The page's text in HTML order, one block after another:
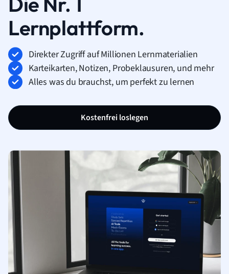
Lernplattform.
Direkter Zugriff auf Millionen Lernmaterialien
Karteikarten, Notizen, Probeklausuren, und mehr
Alles was du brauchst, um perfekt zu lernen
Kostenfrei loslegen